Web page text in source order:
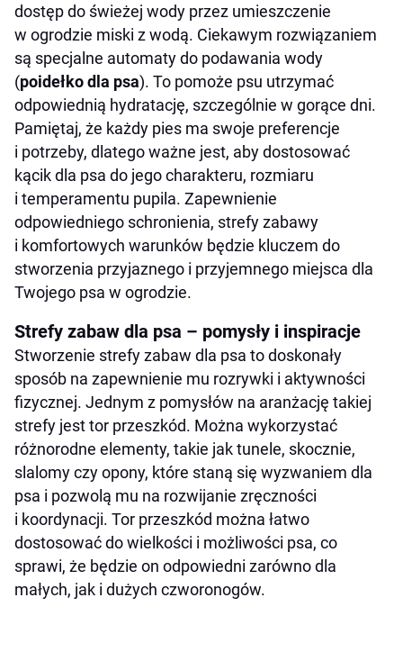
dostęp do świeżej wody przez umieszczenie
w ogrodzie miski z wodą. Ciekawym rozwiązaniem
są specjalne automaty do podawania wody
(poidełko dla psa). To pomoże psu utrzymać
odpowiednią hydratację, szczególnie w gorące dni.
Pamiętaj, że każdy pies ma swoje preferencje
i potrzeby, dlatego ważne jest, aby dostosować
kącik dla psa do jego charakteru, rozmiaru
i temperamentu pupila. Zapewnienie
odpowiedniego schronienia, strefy zabawy
i komfortowych warunków będzie kluczem do
stworzenia przyjaznego i przyjemnego miejsca dla
Twojego psa w ogrodzie.
Strefy zabaw dla psa – pomysły i inspiracje
Stworzenie strefy zabaw dla psa to doskonały
sposób na zapewnienie mu rozrywki i aktywności
fizycznej. Jednym z pomysłów na aranżację takiej
strefy jest tor przeszkód. Można wykorzystać
różnorodne elementy, takie jak tunele, skocznie,
slalomy czy opony, które staną się wyzwaniem dla
psa i pozwolą mu na rozwijanie zręczności
i koordynacji. Tor przeszkód można łatwo
dostosować do wielkości i możliwości psa, co
sprawi, że będzie on odpowiedni zarówno dla
małych, jak i dużych czworonogów.